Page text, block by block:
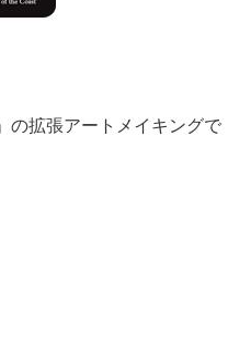
の拡張アートメイキングで